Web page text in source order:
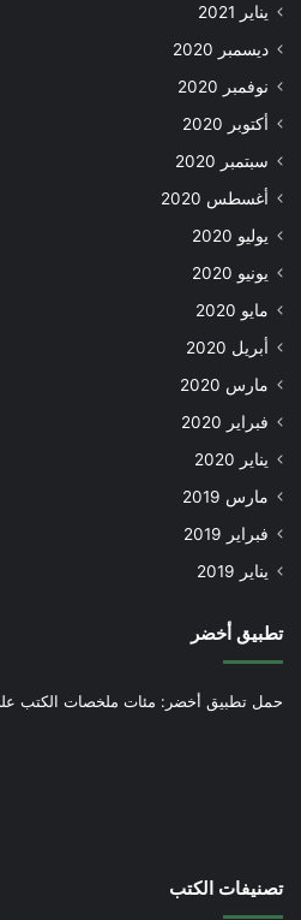
يناير 2021
ديسمبر 2020
نوفمبر 2020
أكتوبر 2020
سبتمبر 2020
أغسطس 2020
يوليو 2020
يونيو 2020
مايو 2020
أبريل 2020
مارس 2020
فبراير 2020
يناير 2020
مارس 2019
فبراير 2019
يناير 2019
تطبيق أخضر
حمل تطبيق أخضر: مئات ملخصات الكتب
تصنيفات الكتب